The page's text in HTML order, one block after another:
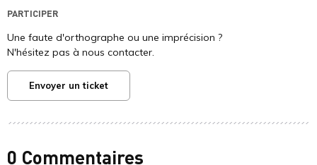
PARTICIPER
Une faute d'orthographe ou une imprécision ?
N'hésitez pas à nous contacter.
Envoyer un ticket
0 Commentaires